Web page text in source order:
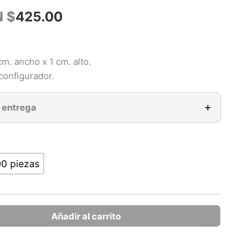
$425.00Rango
desde
ancho x 1 cm. alto.
entrega
piezas
Añadir al carrito